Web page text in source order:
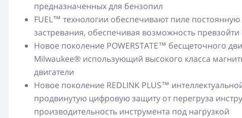
предназначенных для бензопил
FUEL™ технологии обеспечивают пиле
застревания, обеспечивая возможность
Новое поколение POWERSTATE™ бесщеточного
Milwaukee® использующий высокого класса
двигатели
Новое поколение REDLINK PLUS™
продвинутую цифровую защиту от перегруза
производительность инструмента под нагрузкой